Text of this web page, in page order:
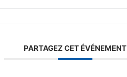
PARTAGEZ CET ÉVÉNEMENT